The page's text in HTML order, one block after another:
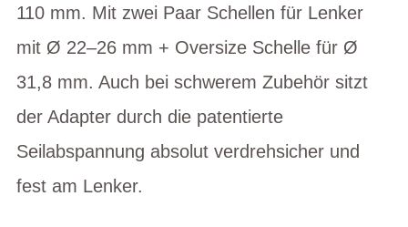
110 mm. Mit zwei Paar Schellen für Lenker
mit Ø 22–26 mm + Oversize Schelle für Ø
31,8 mm. Auch bei schwerem Zubehör sitzt
der Adapter durch die patentierte
Seilabspannung absolut verdrehsicher und
fest am Lenker.